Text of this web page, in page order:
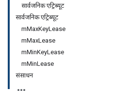
सार्वजनिक एट्रिब्यूट
सार्वजनिक एट्रिब्यूट
mMaxKeyLease
mMaxLease
mMinKeyLease
mMinLease
संसाधन